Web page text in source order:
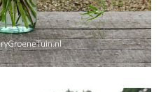
gebonden"